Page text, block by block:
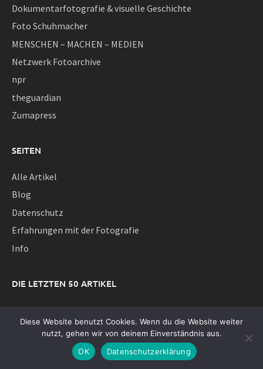
Dokumentarfotografie & visuelle Geschichte
Foto Schuhmacher
MENSCHEN – MACHEN – MEDIEN
Netzwerk Fotoarchive
npr
theguardian
Zumapress
SEITEN
Alle Artikel
Blog
Datenschutz
Erfahrungen mit der Fotografie
Info
DIE LETZTEN 50 ARTIKEL
Leica Lux nach einem Jahr Fotografie – Willkommen im
Dreamteam!
Das Foto als digitaler Furz
Diese Website benutzt Cookies. Wenn du die Website weiter
nutzt, gehen wir von deinem Einverständnis aus.
OK
Datenschutzerklärung